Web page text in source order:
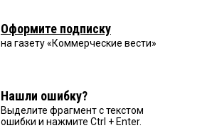
Оформите подписку
на газету «Коммерческие вести»
Нашли ошибку?
Выделите фрагмент с текстом
ошибки и нажмите Ctrl + Enter.